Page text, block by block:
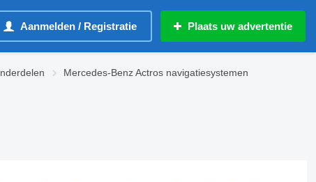
Aanmelden / Registratie Plaats uw advertentie
Mercedes-Benz Actros navigatiesystemen